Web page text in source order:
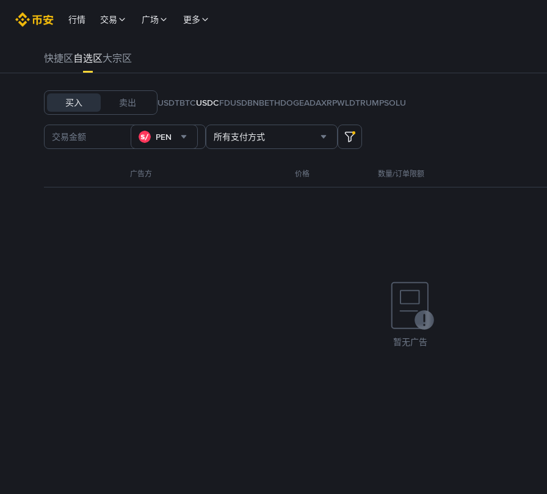
行情 交易 广场 更多
快捷区自选区大宗区
买入 卖出 USDTBTCUSDCFDUSDBNBETHDOGEADAXRPWLDTRUMPSOLU
PEN 所有支付方式
广告方 价格 数量/订单限额
暂无广告